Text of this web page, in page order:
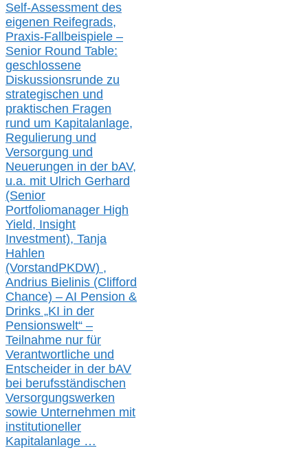
Self-Assessment des
eigenen Reifegrads,
Praxis-Fallbeispiele –
Senior Round Table:
geschlossene
Diskussionsrunde zu
strategischen und
praktischen Fragen
rund um Kapitalanlage,
Regulierung und
Versorgung und
Neuerungen in der bAV,
u.a. mit Ulrich Gerhard
(Senior
Portfoliomanager High
Yield, Insight
Investment), Tanja
Hahlen
(VorstandPKDW) ,
Andrius Bielinis (Clifford
Chance) – AI Pension &
Drinks „KI in der
Pensionswelt“ –
Teilnahme nur für
Verantwortliche und
Entscheider in der bAV
bei berufsständischen
Versorgungswerken
sowie Unternehmen mit
institutioneller
Kapitalanlage …